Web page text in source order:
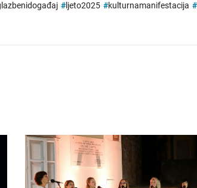
#ljeto2025 #kulturnamanifestacija #